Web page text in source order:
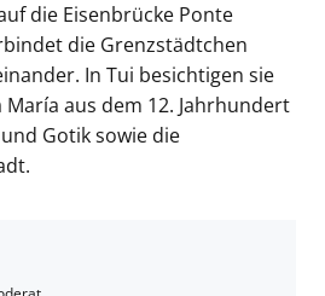
die Eisenbrücke Ponte
die Grenzstädtchen
In Tui besichtigen sie
aus dem 12. Jahrhundert
Gotik sowie die